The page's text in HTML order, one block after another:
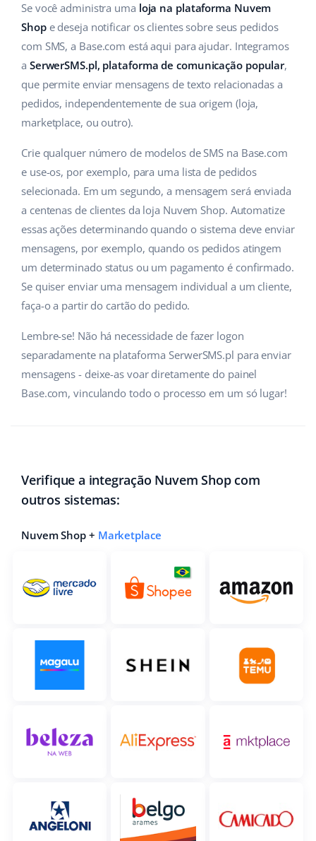
Gestão de Envios
Automação do fluxo de trabalho
Base Connect
IA para ecommerce
Base Analytics
Casa e jardim
Produtos infantis
Peças automotivas
Saúde e beleza
Ajuda
Academy
Serviços
Auditoria de contas
Calculadora de benefícios
Colaboração e parcerias
Parceiros Base
english (US)
english (GB)
english (IN)
čeština
Ελληνικά
español (AR)
Français
Italiano
polski
português (BR)
Se você administra uma loja na plataforma Nuvem
Shop e deseja notificar os clientes sobre seus pedidos
com SMS, a Base.com está aqui para ajudar. Integramos
a SerwerSMS.pl, plataforma de comunicação popular,
que permite enviar mensagens de texto relacionadas a
pedidos, independentemente de sua origem (loja,
marketplace, ou outro).
Crie qualquer número de modelos de SMS na Base.com
e use-os, por exemplo, para uma lista de pedidos
selecionada. Em um segundo, a mensagem será enviada
a centenas de clientes da loja Nuvem Shop. Automatize
essas ações determinando quando o sistema deve enviar
mensagens, por exemplo, quando os pedidos atingem
um determinado status ou um pagamento é confirmado.
Se quiser enviar uma mensagem individual a um cliente,
faça-o a partir do cartão do pedido.
Lembre-se! Não há necessidade de fazer logon
separadamente na plataforma SerwerSMS.pl para enviar
mensagens - deixe-as voar diretamente do painel
Base.com, vinculando todo o processo em um só lugar!
Verifique a integração Nuvem Shop com
outros sistemas:
Nuvem Shop + Marketplace